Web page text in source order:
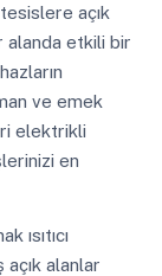
açık
alanda etkili bir
ve emek
elektrikli
en
ısıtıcı
alanlar